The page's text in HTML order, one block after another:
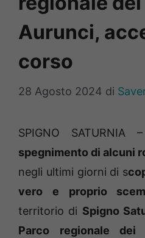
Aurunci,
corso
28 Agosto 2024 di
SPIGNO SATURNIA
spegnimento di alcuni
negli ultimi giorni di s
vero e proprio
territorio di Spigno
Parco regionale dei